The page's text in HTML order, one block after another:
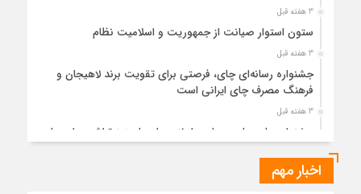
3 هفته قبل
ستون استوار صیانت از جمهوریت و اسلامیت نظام
3 هفته قبل
جشنواره رسانه‌ای چای، فرصتی برای تقویت برند لاهیجان و
فرهنگ مصرف چای ایرانی است
3 هفته قبل
جشنواره ملی چای، حمایت از لاهیجان یا هزینه‌تراشی برای چای
ایرانی!؟
1 ماه قبل
اخبار مهم